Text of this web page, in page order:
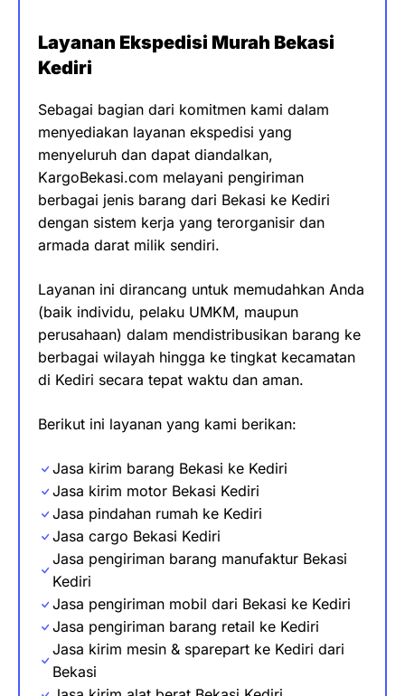
Layanan Ekspedisi Murah Bekasi
Kediri
Sebagai bagian dari komitmen kami dalam
menyediakan layanan ekspedisi yang
menyeluruh dan dapat diandalkan,
KargoBekasi.com melayani pengiriman
berbagai jenis barang dari Bekasi ke Kediri
dengan sistem kerja yang terorganisir dan
armada darat milik sendiri.
Layanan ini dirancang untuk memudahkan Anda
(baik individu, pelaku UMKM, maupun
perusahaan) dalam mendistribusikan barang ke
berbagai wilayah hingga ke tingkat kecamatan
di Kediri secara tepat waktu dan aman.
Berikut ini layanan yang kami berikan:
Jasa kirim barang Bekasi ke Kediri
Jasa kirim motor Bekasi Kediri
Jasa pindahan rumah ke Kediri
Jasa cargo Bekasi Kediri
Jasa pengiriman barang manufaktur Bekasi
Kediri
Jasa pengiriman mobil dari Bekasi ke Kediri
Jasa pengiriman barang retail ke Kediri
Jasa kirim mesin & sparepart ke Kediri dari
Bekasi